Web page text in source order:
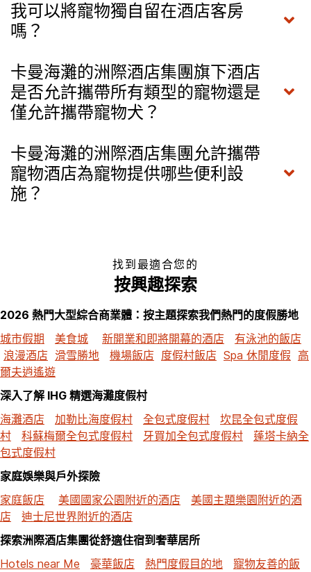
我可以將寵物獨自留在酒店客房
嗎？
卡曼海灘的洲際酒店集團旗下酒店
是否允許攜帶所有類型的寵物還是
僅允許攜帶寵物犬？
卡曼海灘的洲際酒店集團允許攜帶
寵物酒店為寵物提供哪些便利設
施？
找到最適合您的
按興趣探索
2026 熱門大型綜合商業體：按主題探索我們熱門的度假勝地
城市假期
美食城 新開業和即將開幕的酒店
有泳池的飯店
浪漫酒店 滑雪勝地 機場飯店 度假村飯店 Spa 休閒度假 高
爾夫逍遙遊
深入了解 IHG 精選海灘度假村
海灘酒店
加勒比海度假村 全包式度假村
坎昆全包式度假
村
科蘇梅爾全包式度假村 牙買加全包式度假村
蓬塔卡納全
包式度假村
家庭娛樂與戶外探險
家庭飯店
美國國家公園附近的酒店
美國主題樂園附近的酒
店
迪士尼世界附近的酒店
探索洲際酒店集團從舒適住宿到奢華居所
Hotels near Me
豪華飯店 熱門度假目的地
寵物友善的飯